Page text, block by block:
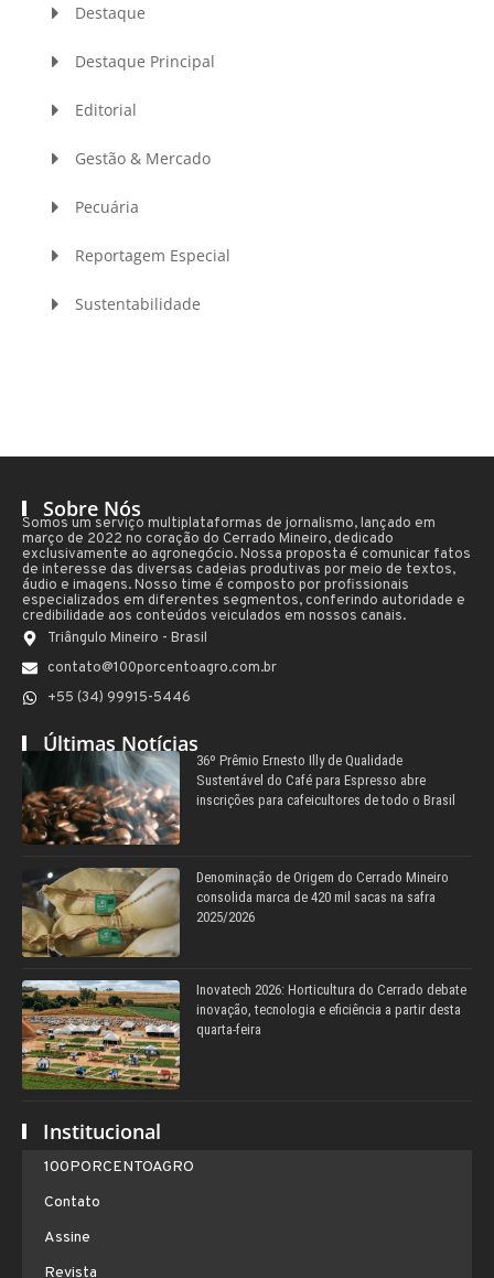
Destaque
Destaque Principal
Editorial
Gestão & Mercado
Pecuária
Reportagem Especial
Sustentabilidade
Sobre Nós
Somos um serviço multiplataformas de jornalismo, lançado em
março de 2022 no coração do Cerrado Mineiro, dedicado
exclusivamente ao agronegócio. Nossa proposta é comunicar fatos
de interesse das diversas cadeias produtivas por meio de textos,
áudio e imagens. Nosso time é composto por profissionais
especializados em diferentes segmentos, conferindo autoridade e
credibilidade aos conteúdos veiculados em nossos canais.
Triângulo Mineiro - Brasil
contato@100porcentoagro.com.br
+55 (34) 99915-5446
Últimas Notícias
36º Prêmio Ernesto Illy de Qualidade
Sustentável do Café para Espresso abre
inscrições para cafeicultores de todo o Brasil
Denominação de Origem do Cerrado Mineiro
consolida marca de 420 mil sacas na safra
2025/2026
Inovatech 2026: Horticultura do Cerrado debate
inovação, tecnologia e eficiência a partir desta
quarta-feira
Institucional
100PORCENTOAGRO
Contato
Assine
Revista